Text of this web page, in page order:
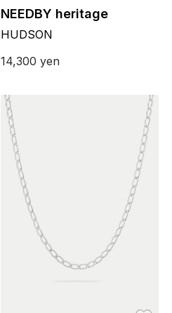
NEEDBY heritage
HUDSON
14,300 yen